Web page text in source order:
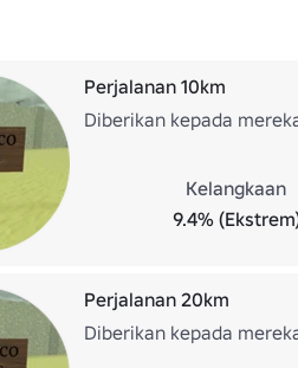
Perjalanan 10km
Diberikan kepada
Kelangkaan
9.4%
Perjalanan 20km
Diberikan kepada